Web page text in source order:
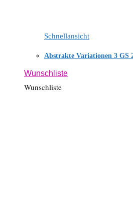
Schnellansicht
Abstrakte Variationen 3 GS
Wunschliste
Wunschliste